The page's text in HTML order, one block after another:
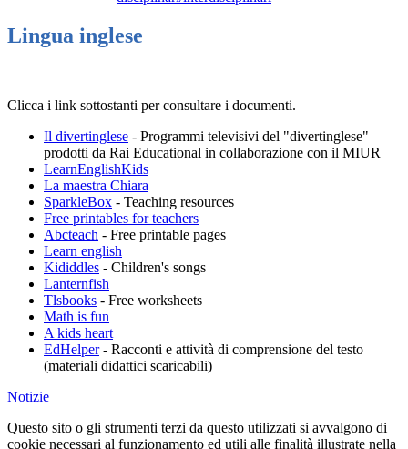
Lingua inglese
Clicca i link sottostanti per consultare i documenti.
Il divertinglese - Programmi televisivi del "divertinglese"
prodotti da Rai Educational in collaborazione con il MIUR
LearnEnglishKids
La maestra Chiara
SparkleBox - Teaching resources
Free printables for teachers
Abcteach - Free printable pages
Learn english
Kididdles - Children's songs
Lanternfish
Tlsbooks - Free worksheets
Math is fun
A kids heart
EdHelper - Racconti e attività di comprensione del testo
(materiali didattici scaricabili)
Notizie
Questo sito o gli strumenti terzi da questo utilizzati si avvalgono di
cookie necessari al funzionamento ed utili alle finalità illustrate nella